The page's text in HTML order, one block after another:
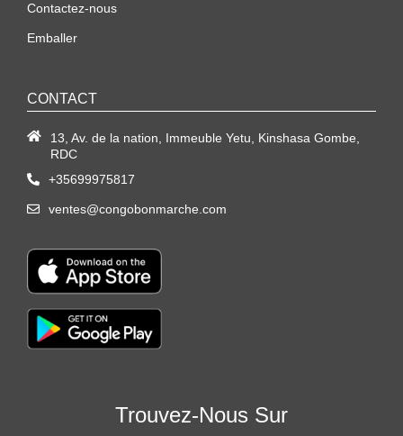
Contactez-nous
Emballer
CONTACT
13, Av. de la nation, Immeuble Yetu, Kinshasa Gombe,
RDC
+35699975817
ventes@congobonmarche.com
Trouvez-Nous Sur